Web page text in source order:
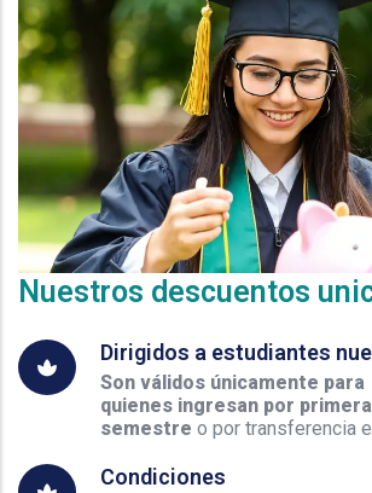
Nuestros descuentos
Dirigidos a estudiantes
Son válidos únicamente para
quienes ingresan por
semestre o por transferencia
Condiciones